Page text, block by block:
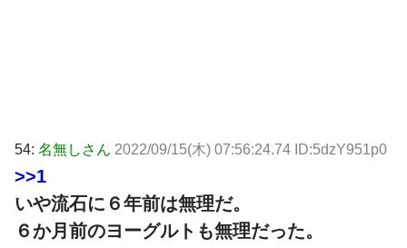
54: 名無しさん 2022/09/15(木) 07:56:24.74 ID:5dzY951p0
>>1
いや流石に６年前は無理だ。
６か月前のヨーグルトも無理だった。